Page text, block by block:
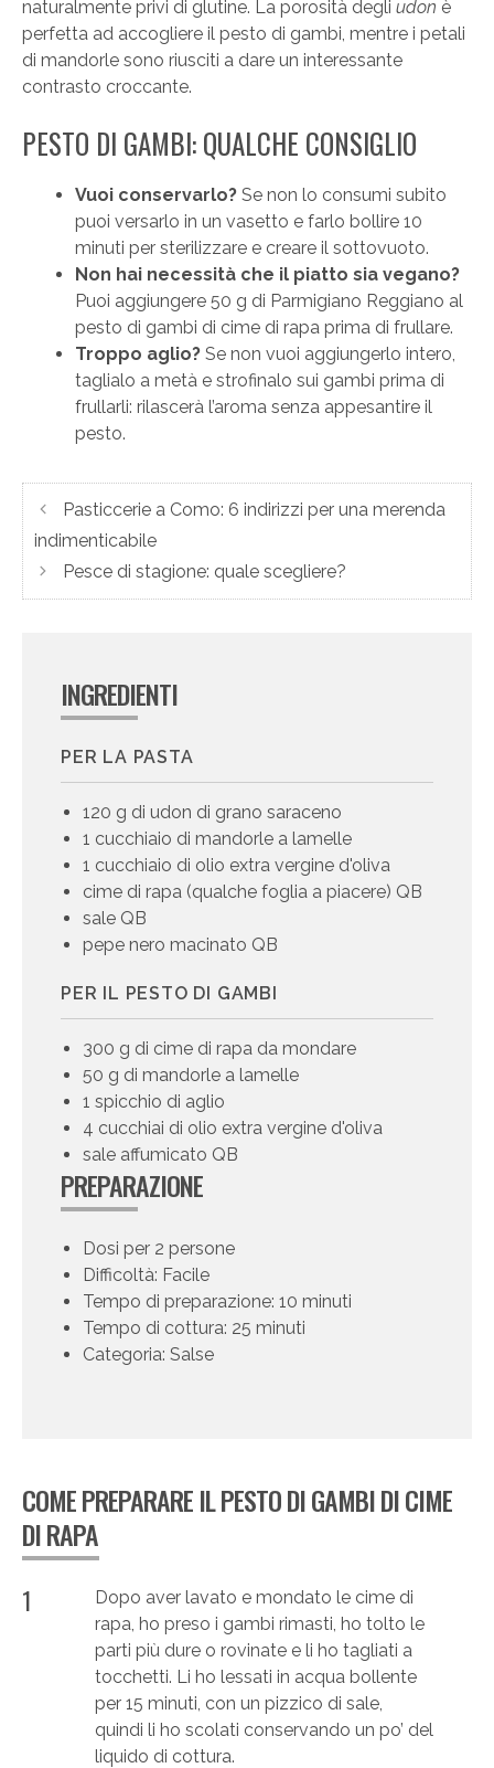
naturalmente privi di glutine. La porosità degli udon è
perfetta ad accogliere il pesto di gambi, mentre i petali
di mandorle sono riusciti a dare un interessante
contrasto croccante.
PESTO DI GAMBI: QUALCHE CONSIGLIO
Vuoi conservarlo? Se non lo consumi subito
puoi versarlo in un vasetto e farlo bollire 10
minuti per sterilizzare e creare il sottovuoto.
Non hai necessità che il piatto sia vegano?
Puoi aggiungere 50 g di Parmigiano Reggiano al
pesto di gambi di cime di rapa prima di frullare.
Troppo aglio? Se non vuoi aggiungerlo intero,
taglialo a metà e strofinalo sui gambi prima di
frullarli: rilascerà l’aroma senza appesantire il
pesto.
Pasticcerie a Como: 6 indirizzi per una merenda
indimenticabile
Pesce di stagione: quale scegliere?
INGREDIENTI
PER LA PASTA
120 g di udon di grano saraceno
1 cucchiaio di mandorle a lamelle
1 cucchiaio di olio extra vergine d'oliva
cime di rapa (qualche foglia a piacere) QB
sale QB
pepe nero macinato QB
PER IL PESTO DI GAMBI
300 g di cime di rapa da mondare
50 g di mandorle a lamelle
1 spicchio di aglio
4 cucchiai di olio extra vergine d'oliva
sale affumicato QB
PREPARAZIONE
Dosi per 2 persone
Difficoltà: Facile
Tempo di preparazione: 10 minuti
Tempo di cottura: 25 minuti
Categoria: Salse
COME PREPARARE IL PESTO DI GAMBI DI CIME
DI RAPA
1
Dopo aver lavato e mondato le cime di
rapa, ho preso i gambi rimasti, ho tolto le
parti più dure o rovinate e li ho tagliati a
tocchetti. Li ho lessati in acqua bollente
per 15 minuti, con un pizzico di sale,
quindi li ho scolati conservando un po’ del
liquido di cottura.